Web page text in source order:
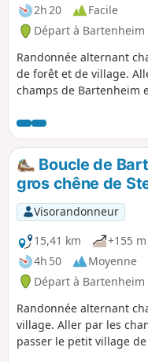
2h 20
Facile
Départ à Bartenheim
Randonnée alternant
de forêt et de village.
champs de Bartenheim
retour se fait par les
Kappelen et Brinckheim
HochaLoch en longeant le
Muehlgraben,
Boucle de
gros chêne de
Visorandonneur
15,41 km
+155 m
4h 50
Moyenne
Départ à Bartenheim
Randonnée alternant
village. Aller par les
passer le petit village